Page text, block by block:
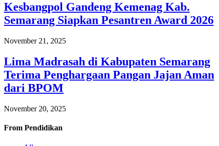
Kesbangpol Gandeng Kemenag Kab.
Semarang Siapkan Pesantren Award 2026
November 21, 2025
Lima Madrasah di Kabupaten Semarang
Terima Penghargaan Pangan Jajan Aman
dari BPOM
November 20, 2025
From Pendidikan